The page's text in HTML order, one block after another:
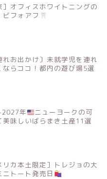
］オフィスホワイトニングの
ビフォアフ
れお出かけ〕未就学児を連れ
ならココ！都内の遊び場5選
年
ニューヨークの可
美味しいばらまき土産11選
リカ本土限定］トレジョの大
ニトート発売日